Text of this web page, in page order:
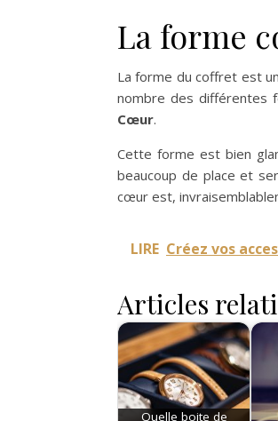
La forme
La forme du coffret est
nombre des différentes
Cœur.
Cette forme est bien
beaucoup de place et
cœur est,
LIRE Créez vos
Articles
Quelle boite de